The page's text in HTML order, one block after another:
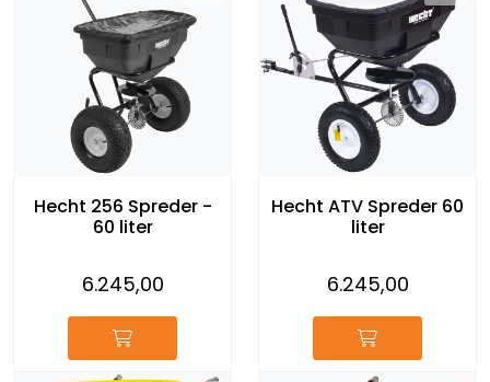
Hecht 256 Spreder -
60 liter
6.245,00
Hecht ATV Spreder 60
liter
6.245,00